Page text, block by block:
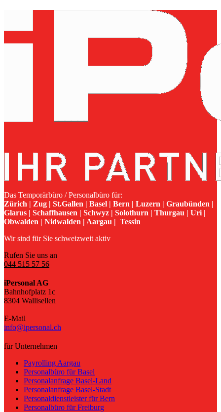
Das Temporärbüro / Personalbüro für:
Zürich | Zug | St.Gallen | Basel | Bern | Luzern | Graubünden |
Glarus | Schaffhausen | Schwyz | Solothurn | Thurgau | Uri |
Obwalden | Nidwalden | Aargau | Tessin
Wir sind für Sie schweizweit aktiv
Rufen Sie uns an
044 515 57 56
iPersonal AG
Bahnhofplatz 1c
8304 Wallisellen
E-Mail
info@ipersonal.ch
für Unternehmen
Payrolling Aargau
Personalbüro für Basel
Personalanfrage Basel-Land
Personalanfrage Basel-Stadt
Personaldienstleister für Bern
Personalbüro für Freiburg